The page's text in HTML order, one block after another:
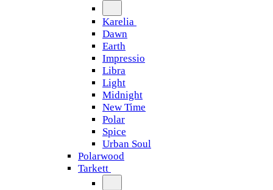
Karelia
Dawn
Earth
Impressio
Libra
Light
Midnight
New Time
Polar
Spice
Urban Soul
Polarwood
Tarkett